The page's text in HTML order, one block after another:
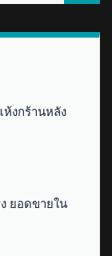
งกร้านหลัง
ยอดขายใน